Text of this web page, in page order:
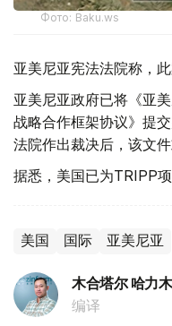
Фото: Baku.ws
亚美尼亚宪法法院称，
亚美尼亚政府已将《亚
战略合作框架协议》提
法院作出裁决后，该文
据悉，美国已为TRIPP
美国 国际 亚美尼亚
木合塔尔 哈力
编译